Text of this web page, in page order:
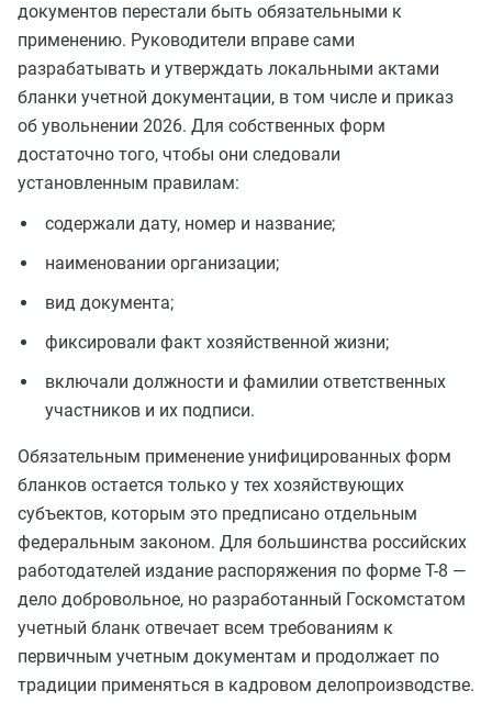
документов перестали быть обязательными к
применению. Руководители вправе сами
разрабатывать и утверждать локальными актами
бланки учетной документации, в том числе и приказ
об увольнении 2026. Для собственных форм
достаточно того, чтобы они следовали
установленным правилам:
содержали дату, номер и название;
наименовании организации;
вид документа;
фиксировали факт хозяйственной жизни;
включали должности и фамилии ответственных
участников и их подписи.
Обязательным применение унифицированных форм
бланков остается только у тех хозяйствующих
субъектов, которым это предписано отдельным
федеральным законом. Для большинства российских
работодателей издание распоряжения по форме Т-8 —
дело добровольное, но разработанный Госкомстатом
учетный бланк отвечает всем требованиям к
первичным учетным документам и продолжает по
традиции применяться в кадровом делопроизводстве.